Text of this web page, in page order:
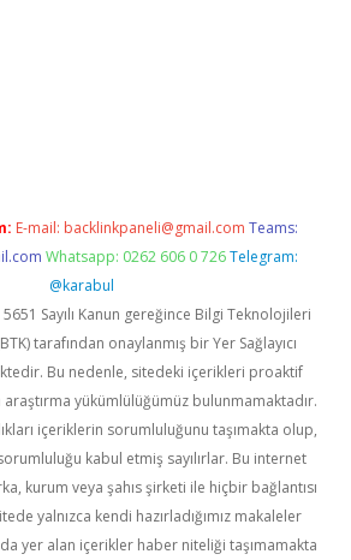
E-mail: backlinkpaneli@gmail.com Teams:
Whatsapp: 0262 606 0 726 Telegram:
@karabul
5651 Sayılı Kanun gereğince Bilgi Teknolojileri
tarafından onaylanmış bir Yer Sağlayıcı
Bu nedenle, sitedeki içerikleri proaktif
yükümlülüğümüz bulunmamaktadır.
içeriklerin sorumluluğunu taşımakta olup,
kabul etmiş sayılırlar. Bu internet
kurum veya şahıs şirketi ile hiçbir bağlantısı
yalnızca kendi hazırladığımız makaleler
yer alan içerikler haber niteliği taşımamakta